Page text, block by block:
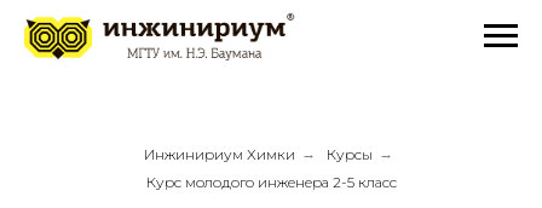
Инжинириум Химки → Курсы →
Курс молодого инженера 2-5 класс